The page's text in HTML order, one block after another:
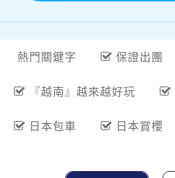
熱門關鍵字 保證出團
『越南』越來越好玩
日本包車 日本賞櫻